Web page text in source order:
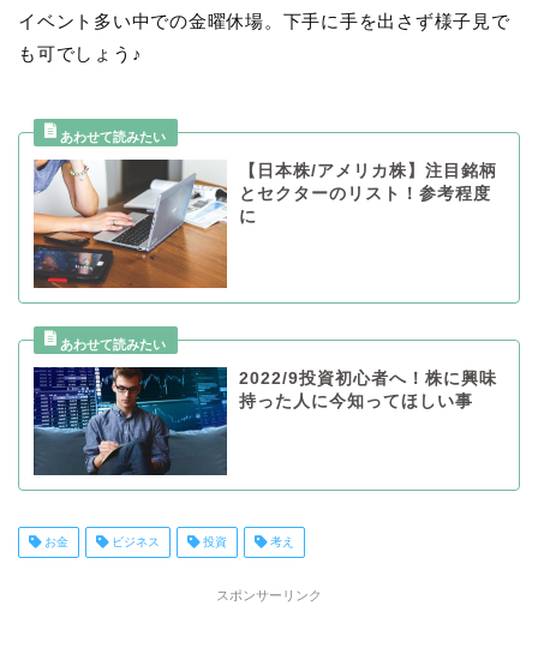
イベント多い中での金曜休場。下手に手を出さず様子見で
も可でしょう♪
【日本株/アメリカ株】注目銘柄
とセクターのリスト！参考程度
に
2022/9投資初心者へ！株に興味
持った人に今知ってほしい事
お金 ビジネス 投資 考え
スポンサーリンク